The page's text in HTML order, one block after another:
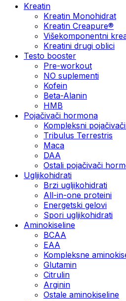
Kreatin
Kreatin Monohidrat
Kreatin Creapure®
Višekomponentni
Kreatini drugi oblici
Testo booster
Pre-workout
NO suplementi
Kofein
Beta-Alanin
HMB
Pojačivači hormona
Kompleksni
Tribulus Terrestris
Maca
DAA
Ostali pojačivači
Ugljikohidrati
Brzi ugljikohidrati
All-in-one proteini
Energetski gelovi
Spori ugljikohidrati
Aminokiseline
BCAA
EAA
Kompleksne
Glutamin
Citrulin
Arginin
Ostale aminokiseline